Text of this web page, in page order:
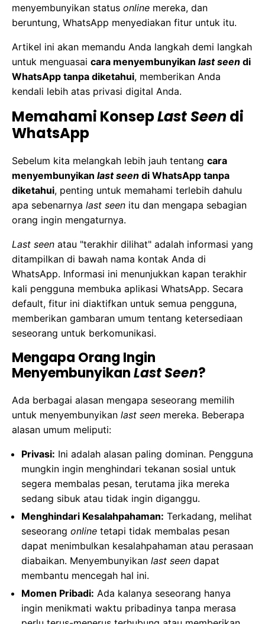
menyembunyikan status online mereka, dan
beruntung, WhatsApp menyediakan fitur untuk itu.
Artikel ini akan memandu Anda langkah demi langkah
untuk menguasai cara menyembunyikan last seen di
WhatsApp tanpa diketahui, memberikan Anda
kendali lebih atas privasi digital Anda.
Memahami KonsepLast Seendi
WhatsApp
Sebelum kita melangkah lebih jauh tentang cara
menyembunyikan last seen di WhatsApp tanpa
diketahui, penting untuk memahami terlebih dahulu
apa sebenarnya last seen itu dan mengapa sebagian
orang ingin mengaturnya.
Last seen atau "terakhir dilihat" adalah informasi yang
ditampilkan di bawah nama kontak Anda di
WhatsApp. Informasi ini menunjukkan kapan terakhir
kali pengguna membuka aplikasi WhatsApp. Secara
default, fitur ini diaktifkan untuk semua pengguna,
memberikan gambaran umum tentang ketersediaan
seseorang untuk berkomunikasi.
Mengapa Orang Ingin
MenyembunyikanLast Seen?
Ada berbagai alasan mengapa seseorang memilih
untuk menyembunyikan last seen mereka. Beberapa
alasan umum meliputi:
Privasi: Ini adalah alasan paling dominan. Pengguna
mungkin ingin menghindari tekanan sosial untuk
segera membalas pesan, terutama jika mereka
sedang sibuk atau tidak ingin diganggu.
Menghindari Kesalahpahaman: Terkadang, melihat
seseorang online tetapi tidak membalas pesan
dapat menimbulkan kesalahpahaman atau perasaan
diabaikan. Menyembunyikan last seen dapat
membantu mencegah hal ini.
Momen Pribadi: Ada kalanya seseorang hanya
ingin menikmati waktu pribadinya tanpa merasa